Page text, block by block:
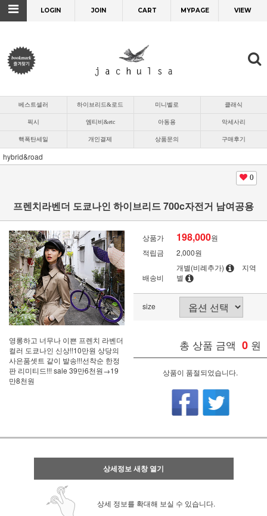
LOGIN JOIN CART MYPAGE VIEW
베스트셀러 하이브리드&로드 미니벨로 클래식
픽시 엠티비&etc 아동용 악세사리
핵폭탄세일 개인결제 상품문의 구매후기
hybrid&road
0
프렌치라벤더 도쿄나인 하이브리드 700c자전거 남여공용
영롱하고 너무나 이쁜 프렌치 라벤더
컬러 도쿄나인 신상!!10만원 상당의
사은품셋트 같이 발송!!!선착순 한정
판 리미티드!!! sale 39만6천원→19
만8천원
상품가 198,000원
적립금
2,000원
배송비
개별(비례추가)
지역
별
size
총 상품 금액 0 원
상품이 품절되었습니다.
상세정보 새창 열기
상세 정보를 확대해 보실 수 있습니다.